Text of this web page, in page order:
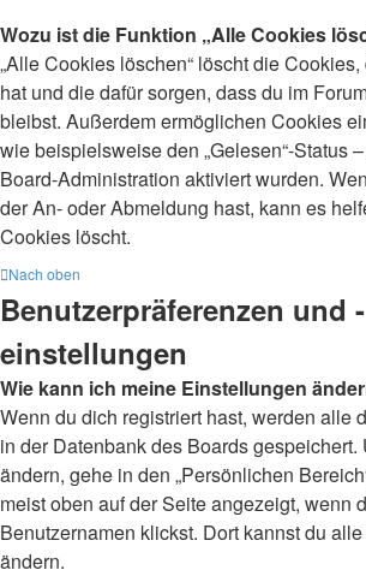
Wozu ist die Funktion „Alle Cookies
„Alle Cookies löschen“ löscht die
hat und die dafür sorgen, dass du im
bleibst. Außerdem ermöglichen Cookies
wie beispielsweise den „Gelesen“-Status
Board-Administration aktiviert wurden.
der An- oder Abmeldung hast, kann es
Cookies löscht.
Nach oben
Benutzerpräferenzen und -
einstellungen
Wie kann ich meine Einstellungen
Wenn du dich registriert hast, werden alle
in der Datenbank des Boards gespeichert.
ändern, gehe in den „Persönlichen
meist oben auf der Seite angezeigt, wenn
Benutzernamen klickst. Dort kannst du
ändern.